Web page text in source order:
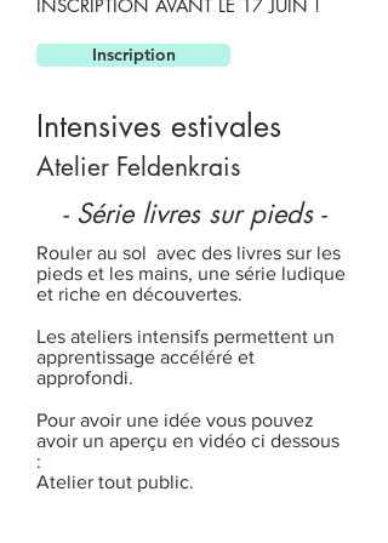
INSCRIPTION AVANT LE 17 JUIN !
Inscription
Intensives estivales
Atelier Feldenkrais
- Série livres sur pieds -
Rouler au sol avec des livres sur les
pieds et les mains, une série ludique
et riche en découvertes.
Les ateliers intensifs permettent un
apprentissage accéléré et
approfondi.
Pour avoir une idée vous pouvez
avoir un aperçu en vidéo ci dessous
:
Atelier tout public.